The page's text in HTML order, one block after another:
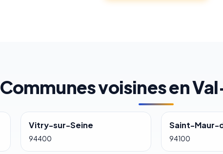
Communes voisines en
Vitry-sur-Seine
94400
Saint-Maur-
94100